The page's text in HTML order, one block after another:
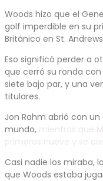
Woods hizo que el
golf imperdible en su
Británico en St.
Eso significó perder a
que cerró su ronda
siete bajo par, y una
titulares.
Jon Rahm abrió con un
mundo,
Casi nadie los miraba,
que Woods estaba